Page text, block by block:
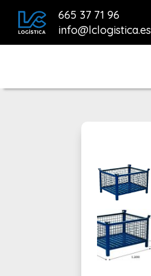
665 37 71 96
info@lclogistica.es